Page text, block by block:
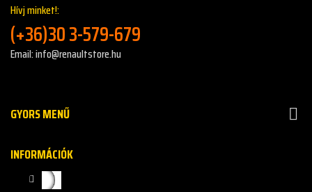
Hívj minket!:
(+36)30 3-579-679
Email: info@renaultstore.hu
GYORS MENŰ 
INFORMÁCIÓK